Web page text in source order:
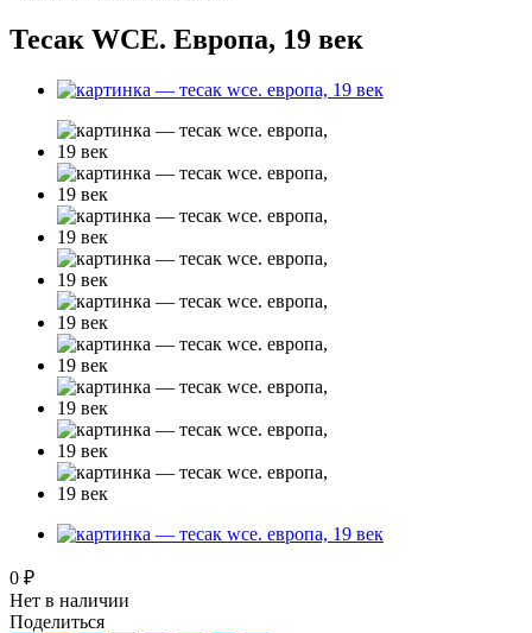
Тесак WCE. Европа, 19 век
0 ₽
Нет в наличии
Поделиться